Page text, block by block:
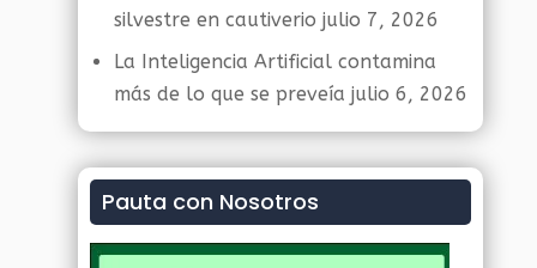
silvestre en cautiverio julio 7, 2026
La Inteligencia Artificial contamina
más de lo que se preveía julio 6, 2026
Pauta con Nosotros